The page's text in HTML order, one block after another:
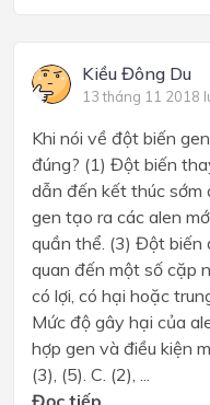
Kiều Đông Du
13 tháng 11 2018
Khi nói về đột biến
đúng? (1) Đột biến
dẫn đến kết thúc sớm
gen tạo ra các alen
quần thể. (3) Đột biến
quan đến một số cặp
có lợi, có hại hoặc
Mức độ gây hại của
hợp gen và điều kiện
(3), (5). C. (2), ...